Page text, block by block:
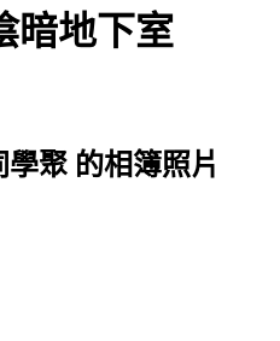
暗地下室
學聚 的相簿照片